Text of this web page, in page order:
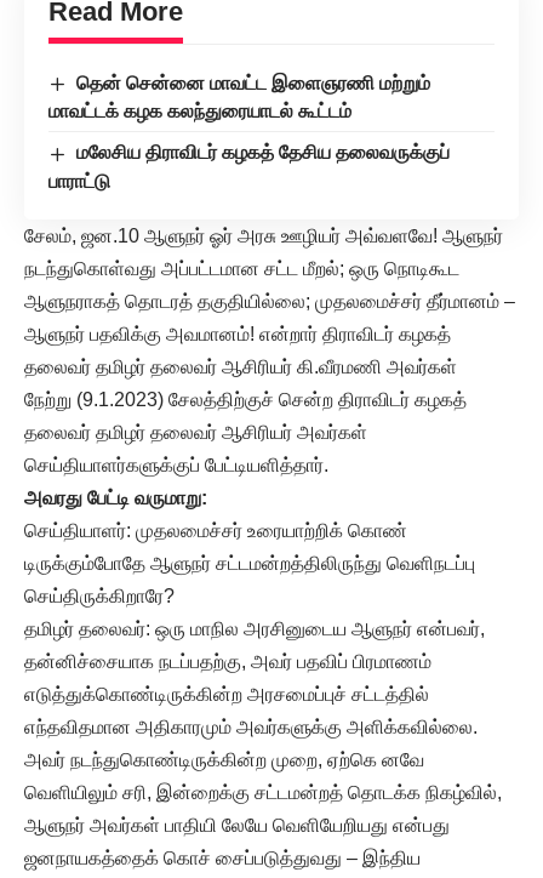
Read More
தென் சென்னை மாவட்ட இளைஞரணி மற்றும்
மாவட்டக் கழக கலந்துரையாடல் கூட்டம்
மலேசிய திராவிடர் கழகத் தேசிய தலைவருக்குப்
பாராட்டு
சேலம், ஜன.10 ஆளுநர் ஓர் அரசு ஊழியர் அவ்வளவே! ஆளுநர்
நடந்துகொள்வது அப்பட்டமான சட்ட மீறல்; ஒரு நொடிகூட
ஆளுநராகத் தொடரத் தகுதியில்லை; முதலமைச்சர் தீர்மானம் –
ஆளுநர் பதவிக்கு அவமானம்! என்றார் திராவிடர் கழகத்
தலைவர் தமிழர் தலைவர் ஆசிரியர் கி.வீரமணி அவர்கள்
நேற்று (9.1.2023) சேலத்திற்குச் சென்ற திராவிடர் கழகத்
தலைவர் தமிழர் தலைவர் ஆசிரியர் அவர்கள்
செய்தியாளர்களுக்குப் பேட்டியளித்தார்.
அவரது பேட்டி வருமாறு:
செய்தியாளர்: முதலமைச்சர் உரையாற்றிக் கொண்
டிருக்கும்போதே ஆளுநர் சட்டமன்றத்திலிருந்து வெளிநடப்பு
செய்திருக்கிறாரே?
தமிழர் தலைவர்: ஒரு மாநில அரசினுடைய ஆளுநர் என்பவர்,
தன்னிச்சையாக நடப்பதற்கு, அவர் பதவிப் பிரமாணம்
எடுத்துக்கொண்டிருக்கின்ற அரசமைப்புச் சட்டத்தில்
எந்தவிதமான அதிகாரமும் அவர்களுக்கு அளிக்கவில்லை.
அவர் நடந்துகொண்டிருக்கின்ற முறை, ஏற்கெ னவே
வெளியிலும் சரி, இன்றைக்கு சட்டமன்றத் தொடக்க நிகழ்வில்,
ஆளுநர் அவர்கள் பாதியி லேயே வெளியேறியது என்பது
ஜனநாயகத்தைக் கொச் சைப்படுத்துவது – இந்திய